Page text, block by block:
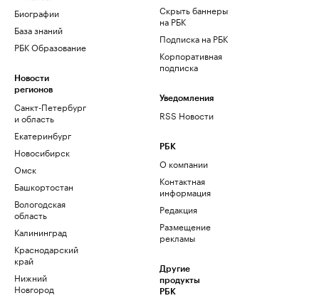
Биографии
База знаний
РБК Образование
Новости
регионов
Санкт-Петербург
и область
Екатеринбург
Новосибирск
Омск
Башкортостан
Вологодская
область
Калининград
Краснодарский
край
Нижний
Новгород
Скрыть баннеры
на РБК
Подписка на РБК
Корпоративная
подписка
Уведомления
RSS Новости
РБК
О компании
Контактная
информация
Редакция
Размещение
рекламы
Другие
продукты
РБК